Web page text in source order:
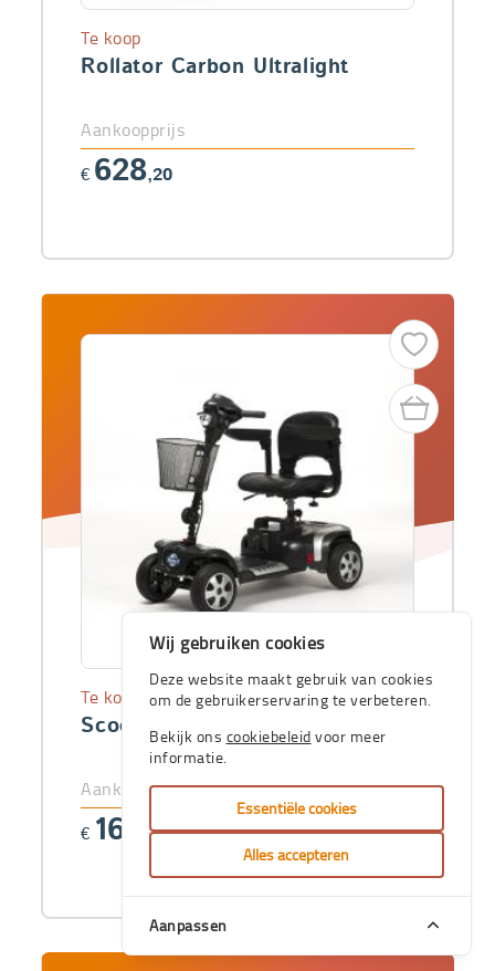
Rollator Carbon Ultralight
Te koop
Aankoopprijs
€ 628,20
Scooter Venus 4 Sport
Te koop
Aankoopprijs
€ 1664,92
Wij gebruiken cookies
Deze website maakt gebruik van cookies
om de gebruikerservaring te verbeteren.
Bekijk ons cookiebeleid voor meer
informatie.
Essentiële cookies
Alles accepteren
Aanpassen